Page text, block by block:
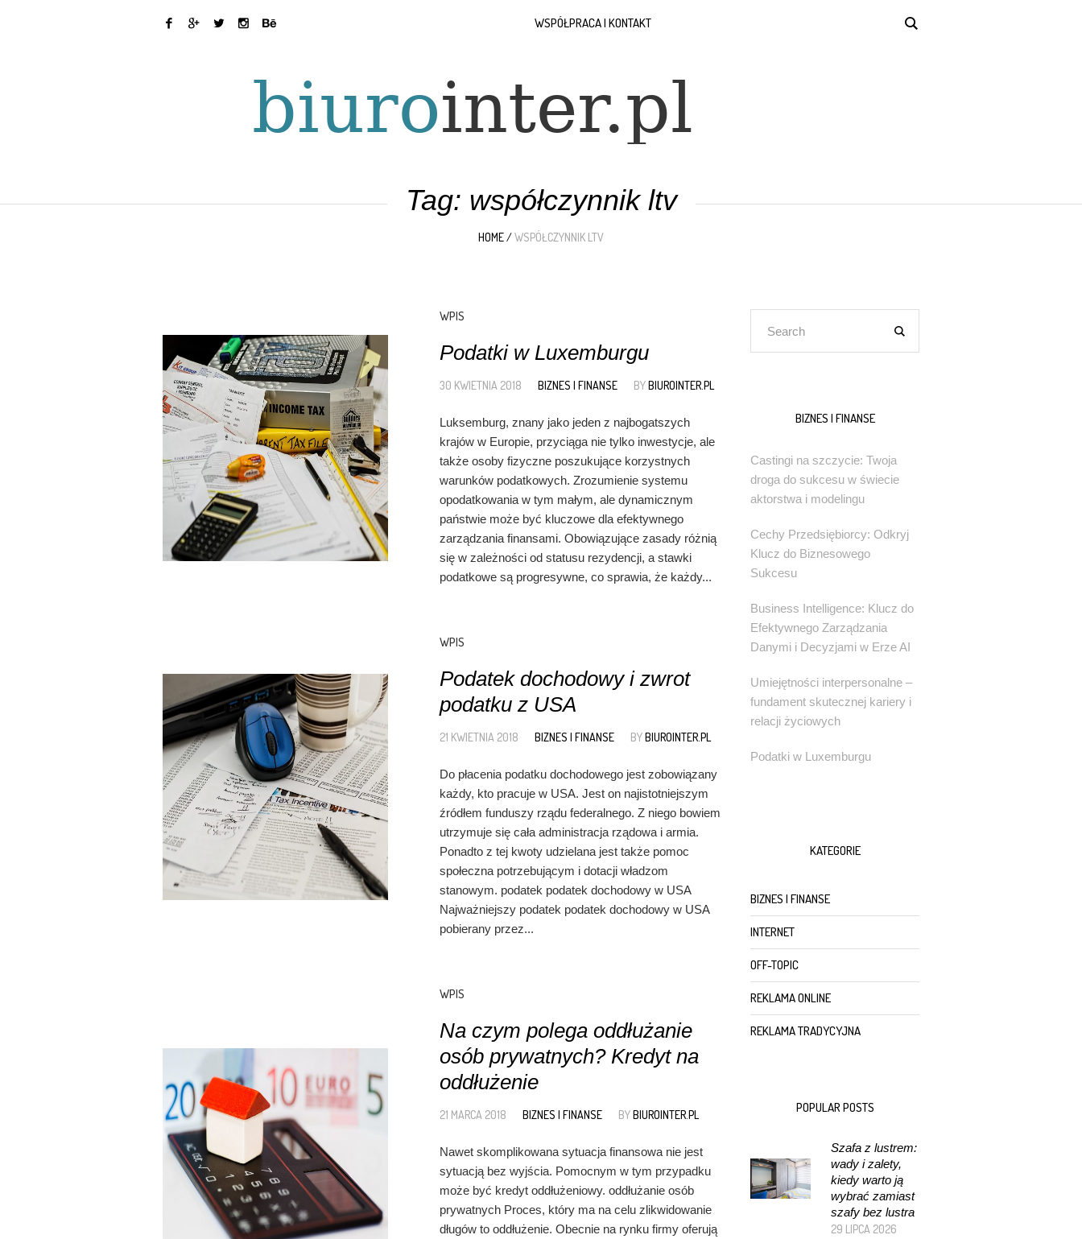
WSPÓŁPRACA I KONTAKT
Tag: współczynnik ltv
HOME/WSPÓŁCZYNNIK LTV
WPIS
Podatki w Luxemburgu
30 KWIETNIA 2018 BIZNES I FINANSE BYBIUROINTER.PL
Luksemburg, znany jako jeden z najbogatszych
krajów w Europie, przyciąga nie tylko inwestycje, ale
także osoby fizyczne poszukujące korzystnych
warunków podatkowych. Zrozumienie systemu
opodatkowania w tym małym, ale dynamicznym
państwie może być kluczowe dla efektywnego
zarządzania finansami. Obowiązujące zasady różnią
się w zależności od statusu rezydencji, a stawki
podatkowe są progresywne, co sprawia, że każdy...
WPIS
Podatek dochodowy i zwrot
podatku z USA
21 KWIETNIA 2018 BIZNES I FINANSE BYBIUROINTER.PL
Do płacenia podatku dochodowego jest zobowiązany
każdy, kto pracuje w USA. Jest on najistotniejszym
źródłem funduszy rządu federalnego. Z niego bowiem
utrzymuje się cała administracja rządowa i armia.
Ponadto z tej kwoty udzielana jest także pomoc
społeczna potrzebującym i dotacji władzom
stanowym. podatek podatek dochodowy w USA
Najważniejszy podatek podatek dochodowy w USA
pobierany przez...
WPIS
Na czym polega oddłużanie
osób prywatnych? Kredyt na
oddłużenie
21 MARCA 2018 BIZNES I FINANSE BYBIUROINTER.PL
Nawet skomplikowana sytuacja finansowa nie jest
sytuacją bez wyjścia. Pomocnym w tym przypadku
może być kredyt oddłużeniowy. oddłużanie osób
prywatnych Proces, który ma na celu zlikwidowanie
długów to oddłużenie. Obecnie na rynku firmy oferują
BIZNES I FINANSE
Castingi na szczycie: Twoja
droga do sukcesu w świecie
aktorstwa i modelingu
Cechy Przedsiębiorcy: Odkryj
Klucz do Biznesowego
Sukcesu
Business Intelligence: Klucz do
Efektywnego Zarządzania
Danymi i Decyzjami w Erze AI
Umiejętności interpersonalne –
fundament skutecznej kariery i
relacji życiowych
Podatki w Luxemburgu
KATEGORIE
BIZNES I FINANSE
INTERNET
OFF-TOPIC
REKLAMA ONLINE
REKLAMA TRADYCYJNA
POPULAR POSTS
Szafa z lustrem:
wady i zalety,
kiedy warto ją
wybrać zamiast
szafy bez lustra
29 LIPCA 2026